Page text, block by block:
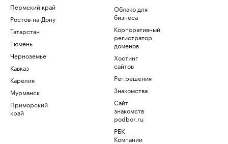
Пермский край
Ростов-на-Дону
Татарстан
Тюмень
Черноземье
Кавказ
Карелия
Мурманск
Приморский
край
Облако для
бизнеса
Корпоративный
регистратор
доменов
Хостинг
сайтов
Рег.решения
Знакомства
Сайт
знакомств
podbor.ru
РБК
Компании